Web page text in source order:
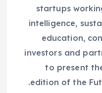
startups
intelligence,
education,
investors and
to present
edition of the